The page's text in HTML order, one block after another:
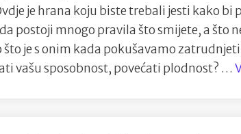
je hrana koju biste trebali jesti kako bi
postoji mnogo pravila što smijete, a što
je s onim kada pokušavamo
vašu sposobnost, povećati plodnost? …